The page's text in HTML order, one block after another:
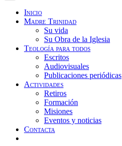
Inicio
Madre Trinidad
Su vida
Su Obra de la Iglesia
Teología para todos
Escritos
Audiovisuales
Publicaciones periódicas
Actividades
Retiros
Formación
Misiones
Eventos y noticias
Contacta